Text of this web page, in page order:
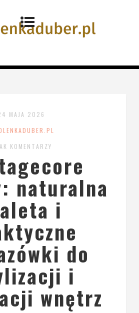
MAJA 2026
KOMENTARZY
naturalna
i
do
i
wnętrz